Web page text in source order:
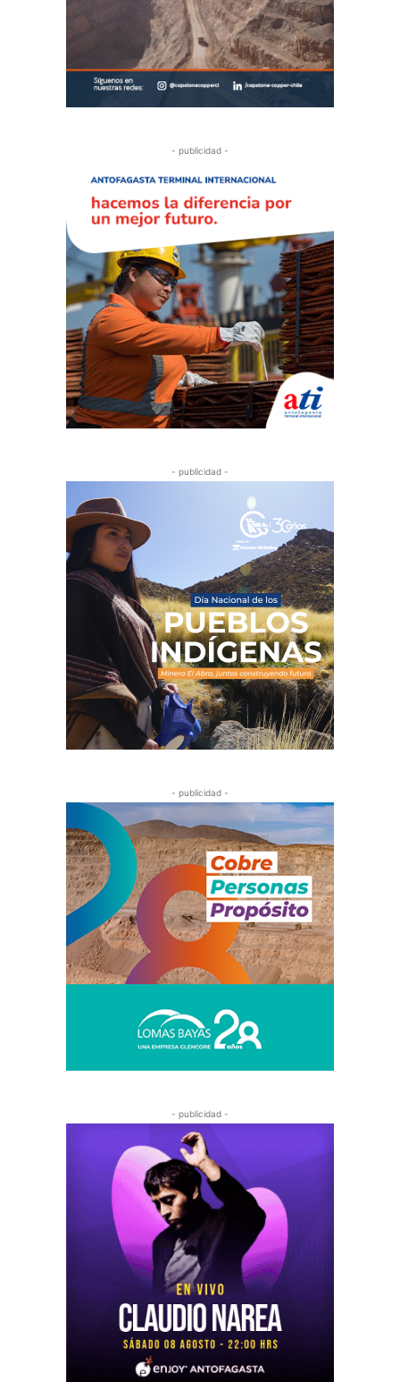
- publicidad -
- publicidad -
- publicidad -
- publicidad -